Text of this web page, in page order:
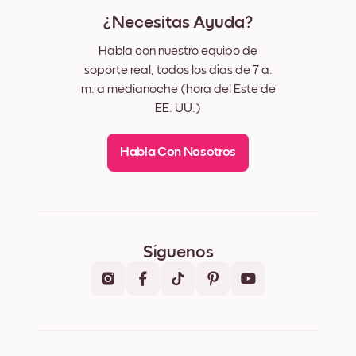
¿Necesitas Ayuda?
Habla con nuestro equipo de
soporte real, todos los días de 7 a.
m. a medianoche (hora del Este de
EE. UU.)
Habla Con Nosotros
Síguenos